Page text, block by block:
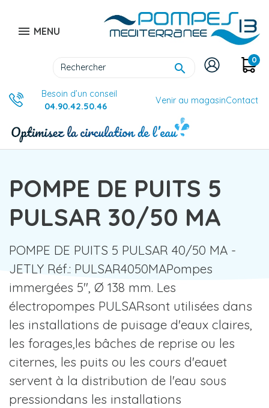
 MENU

0
Besoin d’un conseil
04.90.42.50.46
Venir au magasinContact
POMPE DE PUITS 5
PULSAR 30/50 MA
POMPE DE PUITS 5 PULSAR 40/50 MA -
JETLY Réf.: PULSAR4050MAPompes
immergées 5", Ø 138 mm. Les
électropompes PULSARsont utilisées dans
les installations de puisage d'eaux claires,
les forages,les bâches de reprise ou les
citernes, les puits ou les cours d'eauet
servent à la distribution de l'eau sous
pressiondans les installations